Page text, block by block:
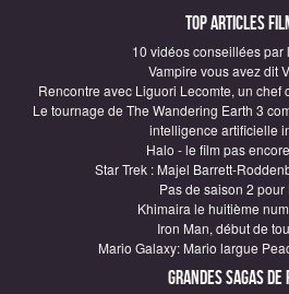
Top articles
10 vidéos conseillées par
Vampire vous avez dit
Rencontre avec Liguori Lecomte, un chef
Le tournage de The Wandering Earth 3
intelligence artificielle
Halo - le film pas
Star Trek : Majel Barrett-
Pas de saison 2 pour
Khimaira le huitième
Iron Man, début de
Mario Galaxy: Mario largue
Grandes sagas de